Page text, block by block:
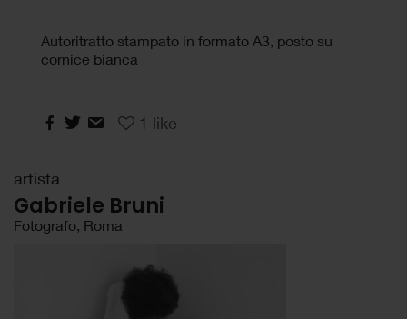
Autoritratto stampato in formato A3, posto su
cornice bianca
1 like
artista
Gabriele Bruni
Fotografo, Roma